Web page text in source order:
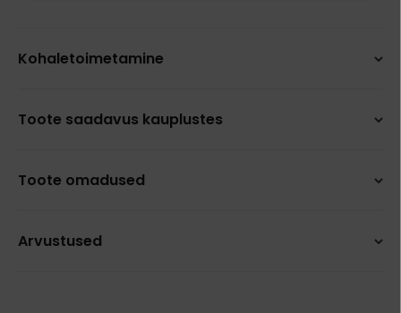
Kohaletoimetamine
Toote saadavus kauplustes
Toote omadused
Arvustused